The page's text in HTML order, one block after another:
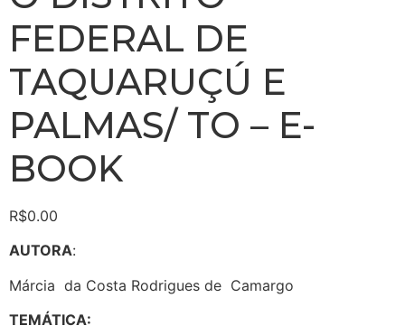
FEDERAL DE
TAQUARUÇÚ E
PALMAS/ TO – E-
BOOK
R$0.00
AUTORA:
Márcia da Costa Rodrigues de Camargo
TEMÁTICA: